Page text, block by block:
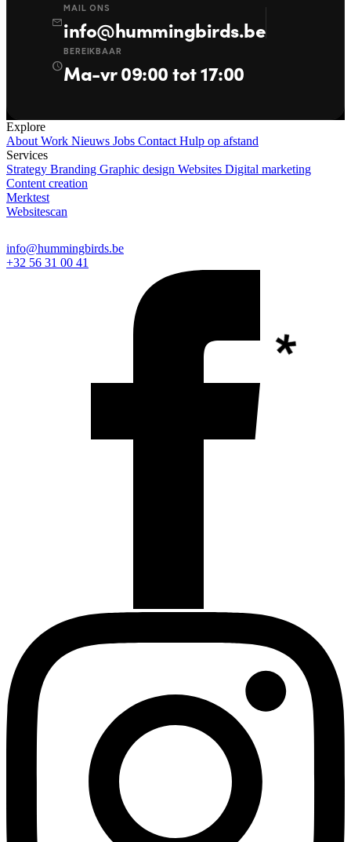
mail
MAIL ONS
info@hummingbirds.be
schedule
BEREIKBAAR
Ma-vr 09:00 tot 17:00
Explore
About Work Nieuws Jobs Contact Hulp op afstand
Services
Strategy Branding Graphic design Websites Digital marketing
Content creation
Merktest
Websitescan
info@hummingbirds.be
+32 56 31 00 41